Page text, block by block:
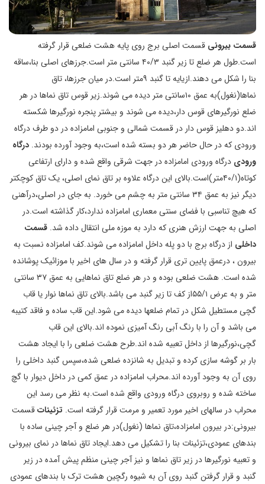
قسمت بیرونی قسمت اصلی برج روی پایه هشت ضلعی قرار گرفته
است.طول هر ضلع تا زیر گنبد ۴۰/۳ سانتی متر است.جرزهای اصلی بنا،ساقه
بنا را شکل می دهند.ازیایه تا گنبد ۹متر است.در میان جرزها، تاق
نماها(نغول)به عمق ۱۰سانتی متر دیده می شوند.زیر قوس تاق نماها در هر
ضلع نورگیرهای قوس دار،دیده می شوند و بیشتر پنجره نورگیرها شکسته
اند.دو دهلیز قوس دار در قسمت شمالی و جنوبی امامزاده در دو طرف درگاه
ورودی که در حال حاضر هر دو بسته شده است،به وجود آورده بودند. درگاه
ورودی درگاه ورودی امامزاده در جهت شرقی واقع شده و دارای ارتفاعی
کوتاه(۴۰/۱متر)است.بالای این درگاه علاوه بر تاق نمای اصلی، یک تاق کوچکتر
دیگر نیز به عمق ۳۴ سانتی متر به چشم می خورد. به جای در اصلی،درآهنی
که هیچ تناسبی با فضای سنتی معماری امامزاده ندارد،کار گذاشته است.در
اصلی به جهت ارزش هنری که دارد به موزه ملی انتقال داده شد. قسمت
داخلی از درگاه برج با دو پله داخل امامزاده می شوند.کف امامزاده نسبت به
بیرون ، درعمق پایین تری قرار گرفته و در سال های اخیر با موزائیک پوشانده
شده است. هشت ضلعی بوده و در هر ضلع تاق نماهایی به عمق ۳۷ سانتی
متر و به عرض ۵۵/۱از کف تا زیر گنبد می باشد.بالای تاق نماها نوار یا قاب
گچی مستطیل شکل در تمام ضلعها دیده می شود.این قاب ساده و فاقد کتیبه
می باشد و آن را با رنگ آبی رنگ آمیزی نموده اند.بالای این قاب
گچی،نورگیرها از داخل تعبیه شده اند.طرح هشت ضلعی را با ایجاد هشت
بار بر گوشه سازی کرده و تبدیل به شانزده ضلعی شده،سپس گنبد داخلی را
روی آن به وجود آورده اند.محراب امامزاده در عمق کمی در داخل دیوار با گچ
ساخته شده و روبروی درگاه ورودی واقع شده است.به نظر می رسد این
محراب در سالهای اخیر مورد تعمیر و مرمت قرار گرفته است. تزئیناتقسمت
بیرونی:در بیرون امامزاده،تاق نماها (نغول)در هر ضلع و آجر چینی ساده با
بندهای عمودی،تزئینات بنا را تشکیل می دهد.ایجاد تاق نماها در نمای بیرونی
و تعبیه نورگیرها در زیر تاق نماها و نیز آجر چینی منظم پیش آمده در زیر
گنبد و قرار گرفتن گنبد روی آن به شیوه رگچین هشت ترک با بندهای عمودی